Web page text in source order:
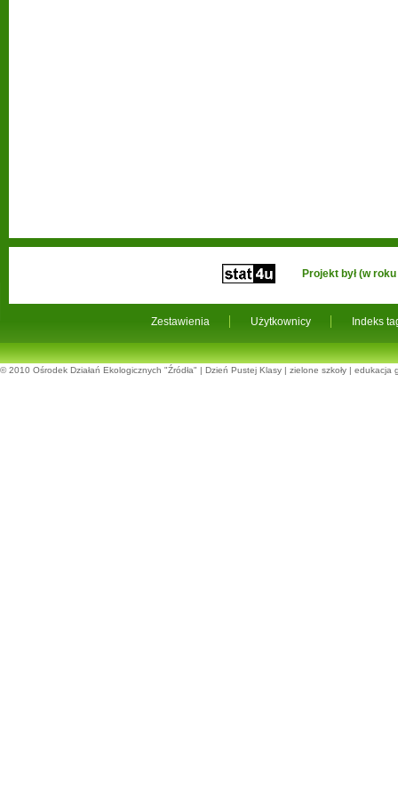
Zestawienia Użytkownicy Indeks
Projekt był (w
© 2010 Ośrodek Działań Ekologicznych "Źródła" | Dzień Pustej Klasy | zielone szkoły | edukacja